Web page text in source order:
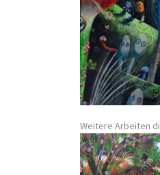
Weitere Arbeiten